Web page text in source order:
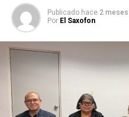
Publicado hace 2 meses
Por El Saxofon